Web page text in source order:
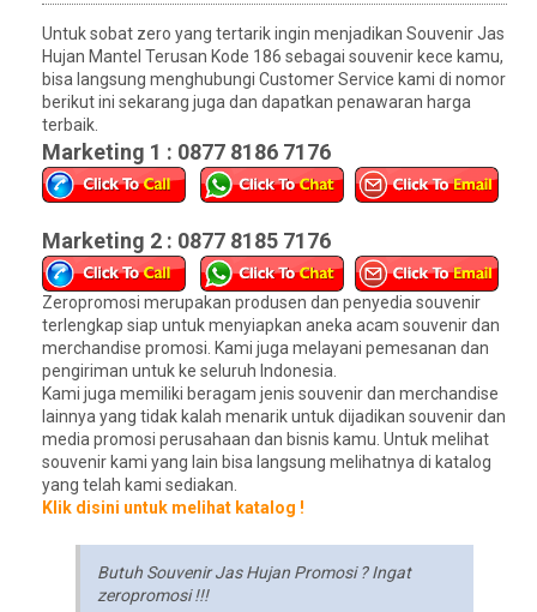
Untuk sobat zero yang tertarik ingin menjadikan Souvenir Jas
Hujan Mantel Terusan Kode 186 sebagai souvenir kece kamu,
bisa langsung menghubungi Customer Service kami di nomor
berikut ini sekarang juga dan dapatkan penawaran harga
terbaik.
Marketing 1 : 0877 8186 7176
Marketing 2 : 0877 8185 7176
Zeropromosi merupakan produsen dan penyedia souvenir
terlengkap siap untuk menyiapkan aneka acam souvenir dan
merchandise promosi. Kami juga melayani pemesanan dan
pengiriman untuk ke seluruh Indonesia.
Kami juga memiliki beragam jenis souvenir dan merchandise
lainnya yang tidak kalah menarik untuk dijadikan souvenir dan
media promosi perusahaan dan bisnis kamu. Untuk melihat
souvenir kami yang lain bisa langsung melihatnya di katalog
yang telah kami sediakan.
Klik disini untuk melihat katalog !
Butuh Souvenir Jas Hujan Promosi ? Ingat
zeropromosi !!!